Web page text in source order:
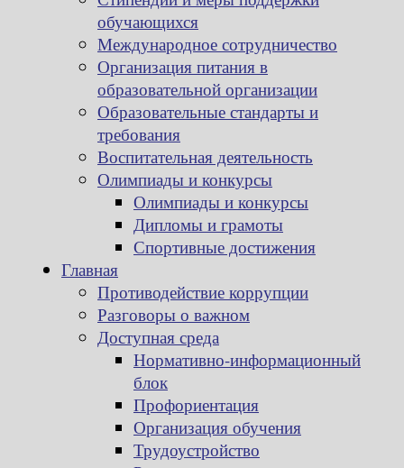
обучающихся
Международное сотрудничество
Организация питания в
образовательной организации
Образовательные стандарты и
требования
Воспитательная деятельность
Олимпиады и конкурсы
Олимпиады и конкурсы
Дипломы и грамоты
Спортивные достижения
Главная
Противодействие коррупции
Разговоры о важном
Доступная среда
Нормативно-информационный
блок
Профориентация
Организация обучения
Трудоустройство